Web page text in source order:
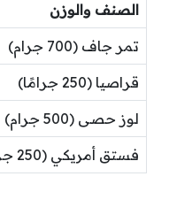
الصنف والوزن
تمر جاف (700 جرام)
قراصيا (250 جرامًا)
لوز حصى (500 جرام)
فستق أمريكي (250 جرامًا)